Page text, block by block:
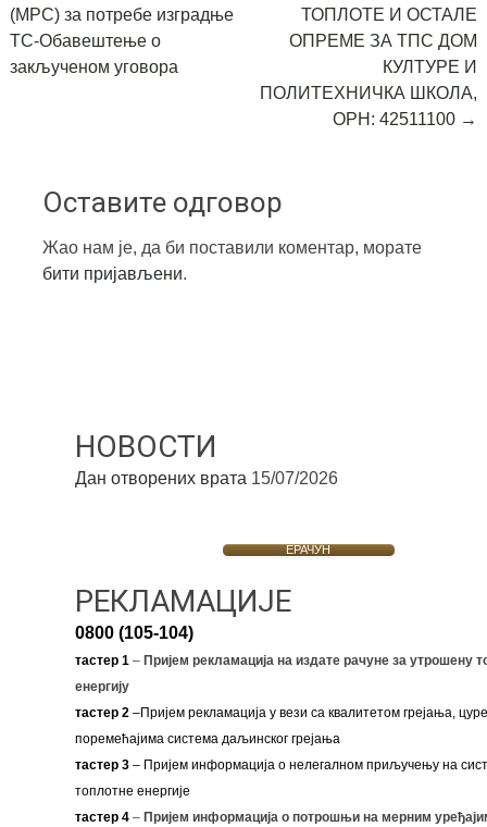
(МРС) за потребе изградње
ТС-Обавештење о
закљученом уговора
ТОПЛОТЕ И ОСТАЛЕ
ОПРЕМЕ ЗА ТПС ДОМ
КУЛТУРЕ И
ПОЛИТЕХНИЧКА ШКОЛА,
ОРН: 42511100 →
Оставите одговор
Жао нам је, да би поставили коментар, морате
бити пријављени.
НОВОСТИ
Дан отворених врата 15/07/2026
ЕРАЧУН
РЕКЛАМАЦИЈЕ
0800 (105-104)
тастер 1–Пријем рекламација на издате рачуне за утрошену
енергију
тастер 2–Пријем рекламација у вези са квалитетом грејања,
поремећајима система даљинског грејања
тастер 3– Пријем информација о нелегалном приључењу на
топлотне енергије
тастер 4 – Пријем информација о потрошњи на мерним